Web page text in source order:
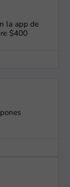
la app de
$400